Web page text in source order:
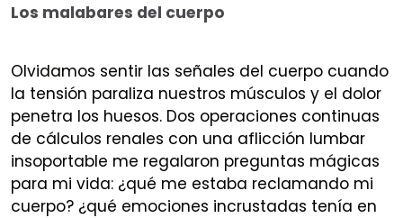
Los malabares del cuerpo
Olvidamos sentir las señales del cuerpo cuando
la tensión paraliza nuestros músculos y el dolor
penetra los huesos. Dos operaciones continuas
de cálculos renales con una aflicción lumbar
insoportable me regalaron preguntas mágicas
para mi vida: ¿qué me estaba reclamando mi
cuerpo? ¿qué emociones incrustadas tenía en